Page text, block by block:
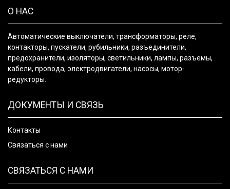
О НАС
Автоматические выключатели, трансформаторы, реле,
контакторы, пускатели, рубильники, разъединители,
предохранители, изоляторы, светильники, лампы, разъемы,
кабели, провода, электродвигатели, насосы, мотор-
редукторы.
ДОКУМЕНТЫ И СВЯЗЬ
Контакты
Связаться с нами
СВЯЗАТЬСЯ С НАМИ